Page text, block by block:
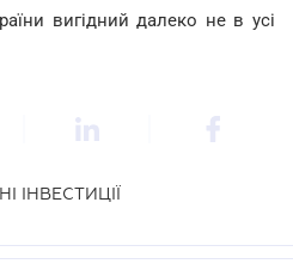
вигідний далеко не в усі
ІНВЕСТИЦІЇ